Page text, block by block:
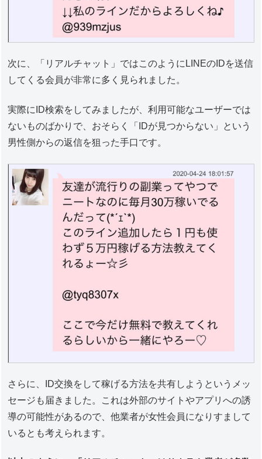
次に、「リアルチャット」ではこのようにLINEのIDを送信
してくる会員が非常に多く見られました。
実際にID検索をしてみましたが、利用可能なユーザーでは
ないものばかりで、おそらく「IDが見つからない」という
男性側からの返信を狙った手口です。
さらに、ID交換をして稼げる方法を共有しようというメッ
セージも届きました。これは外部のサイトやアプリへの誘
導の可能性があるので、他業者が女性会員になりすまして
いるとも考えられます。